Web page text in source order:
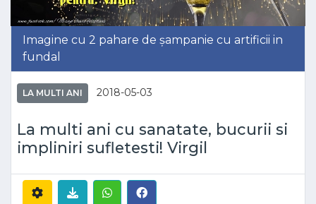
Imagine cu 2 pahare de șampanie cu artificii in
fundal
LA MULTI ANI 2018-05-03
La multi ani cu sanatate, bucurii si
impliniri sufletesti! Virgil